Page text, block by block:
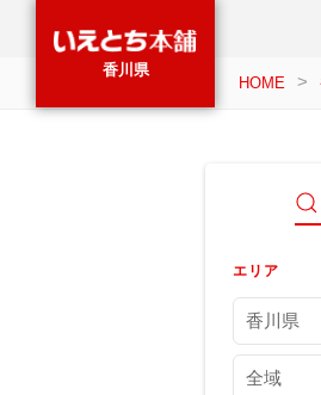
香川県
HOME
エリア